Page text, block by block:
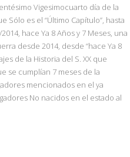
Vigesimocuarto día de la
Sólo es el “Último Capítulo”, hasta
hace Ya 8 Años y 7 Meses, una
desde 2014, desde “hace Ya 8
de la Historia del S. XX que
se cumplían 7 meses de la
mencionados en el ya
No nacidos en el estado al